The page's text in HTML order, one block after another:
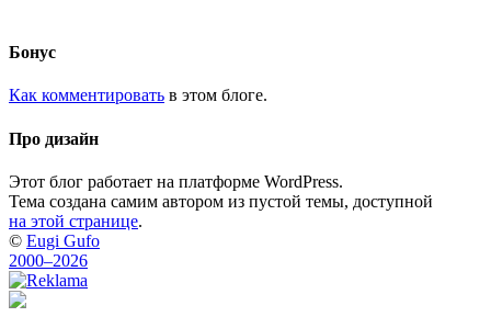
Бонус
Как комментировать в этом блоге.
Про дизайн
Этот блог работает на платформе WordPress.
Тема создана самим автором из пустой темы, доступной
на этой странице.
© Eugi Gufo
2000–2026